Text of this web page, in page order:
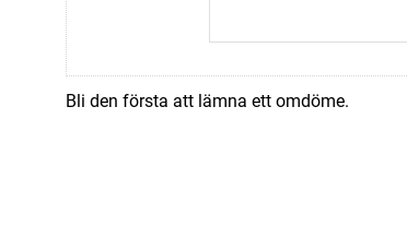
Bli den första att lämna ett omdöme.